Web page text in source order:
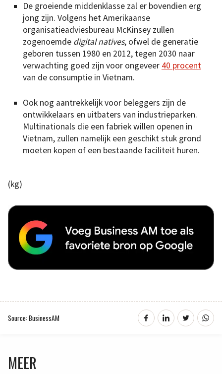
De groeiende middenklasse zal er bovendien erg
jong zijn. Volgens het Amerikaanse
organisatieadviesbureau McKinsey zullen
zogenoemde digital natives, ofwel de generatie
geboren tussen 1980 en 2012, tegen 2030 naar
verwachting goed zijn voor ongeveer 40 procent
van de consumptie in Vietnam.
Ook nog aantrekkelijk voor beleggers zijn de
ontwikkelaars en uitbaters van industrieparken.
Multinationals die een fabriek willen openen in
Vietnam, zullen namelijk een geschikt stuk grond
moeten kopen of een bestaande faciliteit huren.
(kg)
Source: BusinessAM
MEER